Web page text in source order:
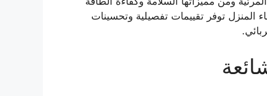
المنزل توفر تقييمات تفصيلية وتحسينات